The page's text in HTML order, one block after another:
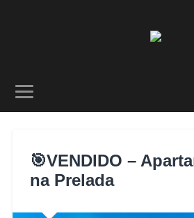
🎯VENDIDO –
na Prelada